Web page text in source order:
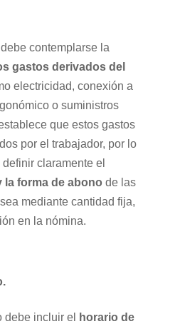
contemplarse la
gastos derivados del
electricidad, conexión a
o suministros
que estos gastos
por el trabajador, por lo
claramente el
la forma de abono de las
mediante cantidad fija,
en la nómina.
debe incluir el
horario de